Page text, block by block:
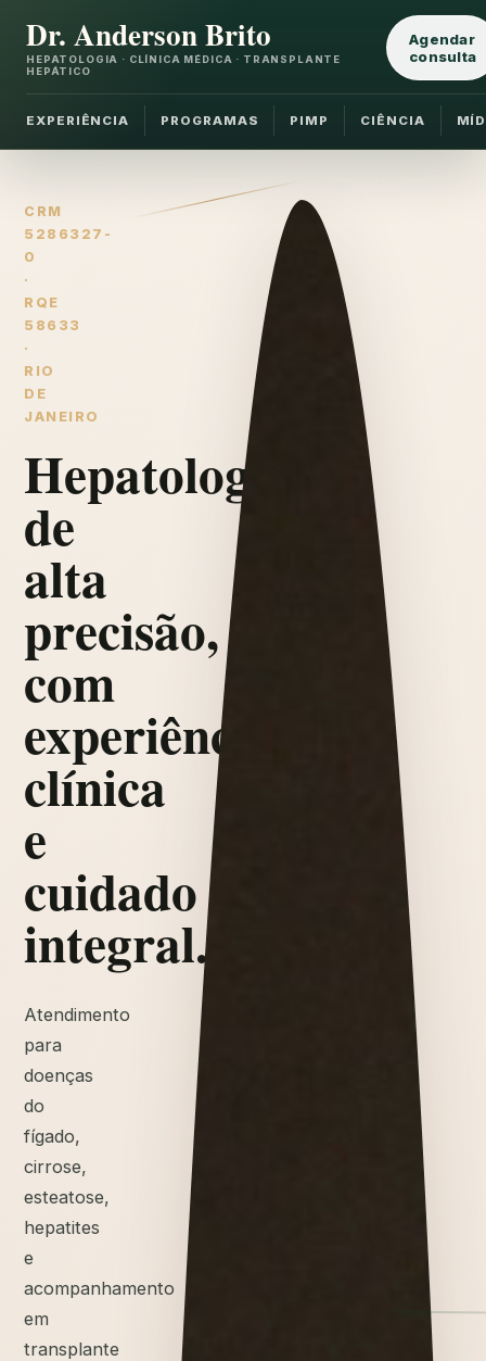
Dr. Anderson Brito
HEPATOLOGIA · CLÍNICA MÉDICA · TRANSPLANTE
HEPÁTICO
EXPERIÊNCIA PROGRAMAS PIMP CIÊNCIA
Agendar
consulta
CRM
5286327-
0
·
RQE
58633
·
RIO
DE
JANEIRO
Hepatologia
de
alta
precisão,
com
experiência
clínica
e
cuidado
integral.
Atendimento
para
doenças
do
fígado,
cirrose,
esteatose,
hepatites
e
acompanhamento
em
transplante